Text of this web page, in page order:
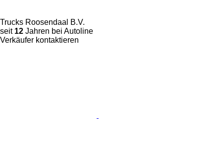
Trucks Roosendaal B.V.
seit 12 Jahren bei Autoline
Verkäufer kontaktieren